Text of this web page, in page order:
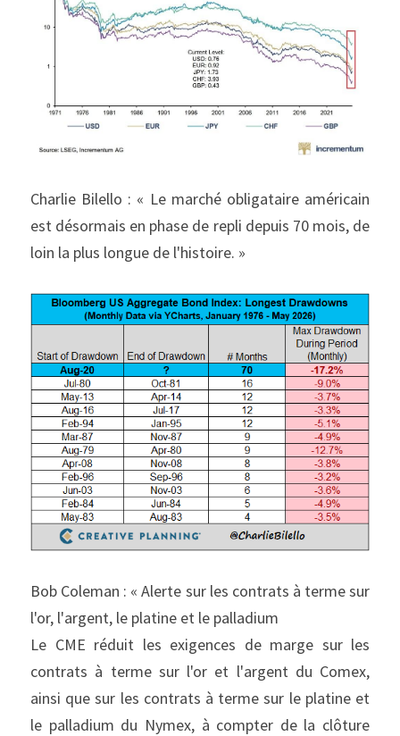
Charlie Bilello : « Le marché obligataire américain
est désormais en phase de repli depuis 70 mois, de
loin la plus longue de l'histoire. »
Bob Coleman : « Alerte sur les contrats à terme sur
l'or, l'argent, le platine et le palladium
Le CME réduit les exigences de marge sur les
contrats à terme sur l'or et l'argent du Comex,
ainsi que sur les contrats à terme sur le platine et
le palladium du Nymex, à compter de la clôture